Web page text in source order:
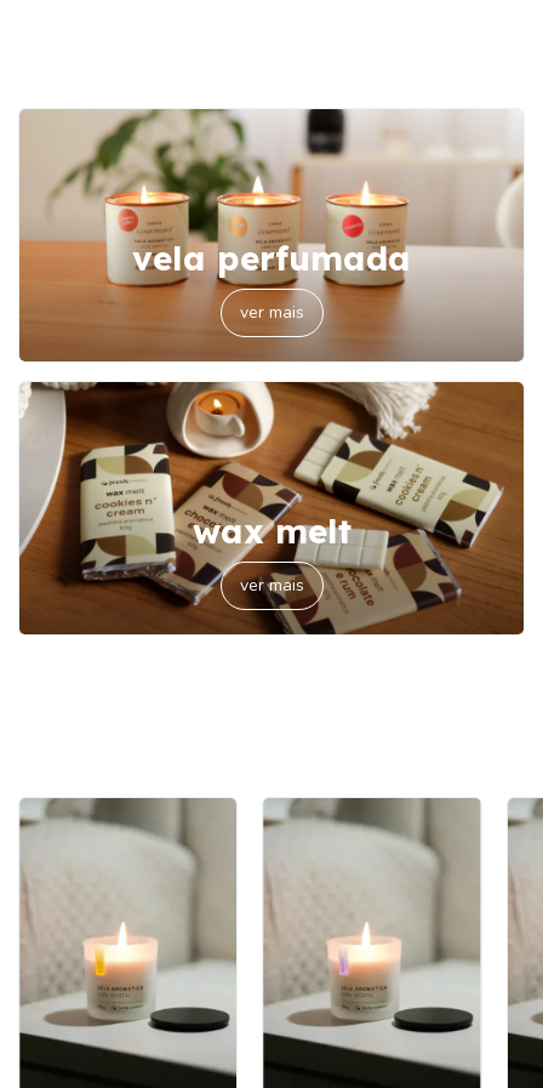
vela perfumada
ver mais
wax melt
ver mais